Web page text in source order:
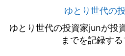
ゆとり世代の
ゆとり世代の投資家junが投
までを記録する